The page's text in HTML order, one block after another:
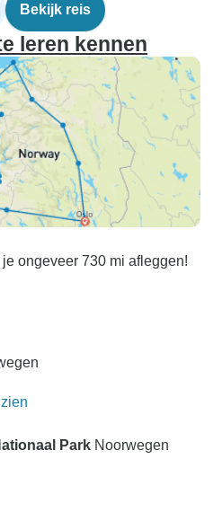
Bekijk reis
leren kennen
ongeveer 730 mi afleggen!
Park Noorwegen